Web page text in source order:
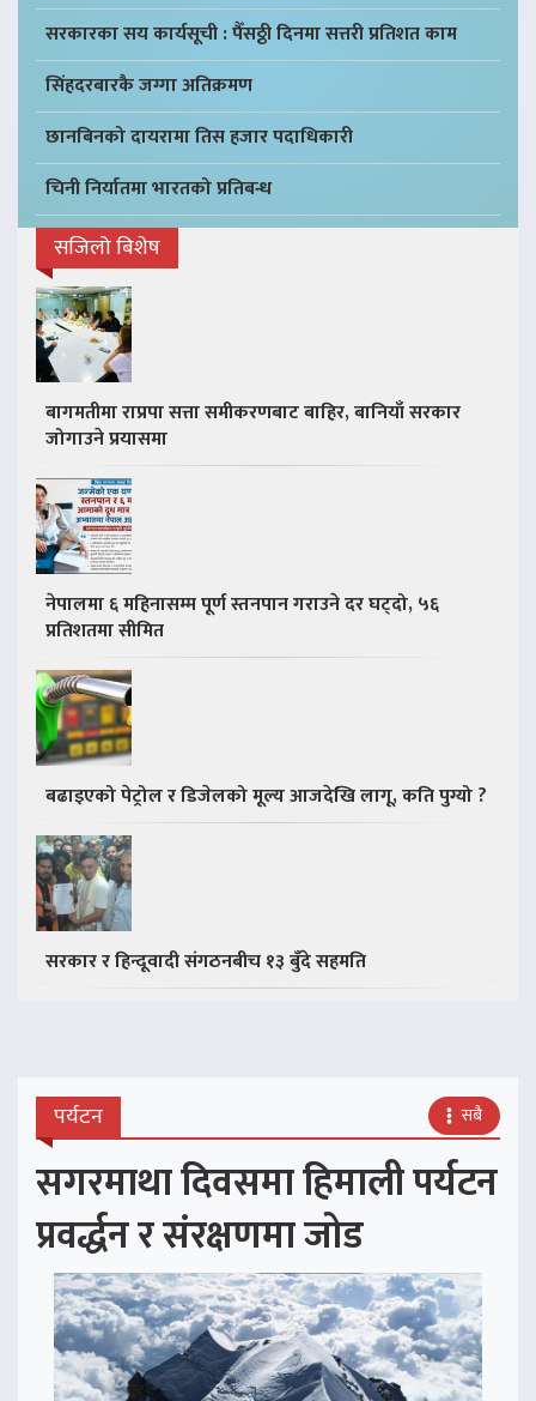
सरकारका सय कार्यसूची : पैँसठ्ठी दिनमा सत्तरी प्रतिशत काम
सिंहदरबारकै जग्गा अतिक्रमण
छानबिनको दायरामा तिस हजार पदाधिकारी
चिनी निर्यातमा भारतको प्रतिबन्ध
सजिलो बिशेष
बागमतीमा राप्रपा सत्ता समीकरणबाट बाहिर, बानियाँ सरकार
जोगाउने प्रयासमा
नेपालमा ६ महिनासम्म पूर्ण स्तनपान गराउने दर घट्दो, ५६
प्रतिशतमा सीमित
बढाइएको पेट्रोल र डिजेलको मूल्य आजदेखि लागू, कति पुग्यो ?
सरकार र हिन्दूवादी संगठनबीच १३ बुँदे सहमति
पर्यटन सबै
सगरमाथा दिवसमा हिमाली पर्यटन
प्रवर्द्धन र संरक्षणमा जोड